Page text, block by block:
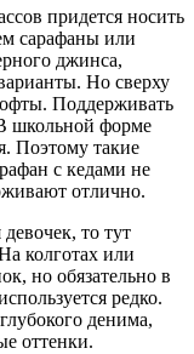
придется носить
сарафаны или
джинса,
Но сверху
Поддерживать
школьной форме
Поэтому такие
с кедами не
отлично.
то тут
колготах или
но обязательно в
редко.
денима,
оттенки.